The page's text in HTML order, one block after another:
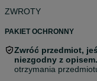
ZWROTY
PAKIET OCHRONNY
Zwróć przedmiot,
niezgodny z opisem.
otrzymania